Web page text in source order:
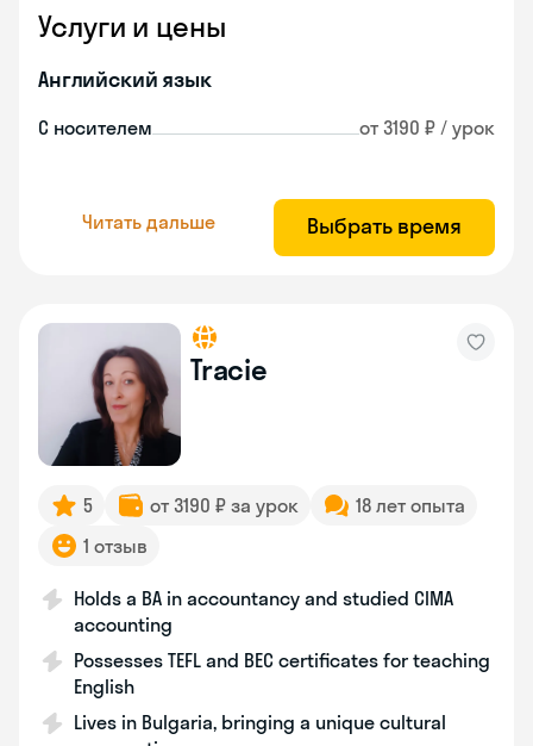
Услуги и цены
Английский язык
С носителем от 3190 ₽ / урок
Читать дальше Выбрать время
Tracie
5 от 3190 ₽ за урок
18 лет опыта
1 отзыв
Holds a BA in accountancy and studied CIMA
accounting
Possesses TEFL and BEC certificates for teaching
English
Lives in Bulgaria, bringing a unique cultural